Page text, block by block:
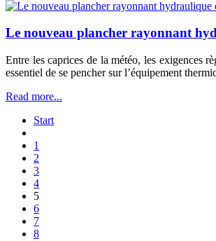
Le nouveau plancher rayonnant
Entre les caprices de la météo, les exigences
essentiel de se pencher sur l’équipement
Read more...
Start
1
2
3
4
5
6
7
8